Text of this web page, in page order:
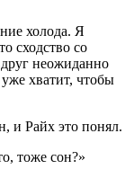
холода. Я
сходство со
неожиданно
хватит, чтобы
и Райх это понял.
тоже сон?»